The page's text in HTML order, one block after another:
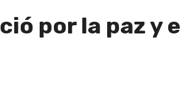
por la paz y